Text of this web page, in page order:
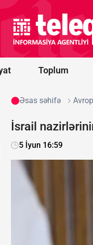
Toplum
Vens və Modi
ABŞ-
Hindistan
əməkdaşlığını
müzakirə
Əsas səhifə
İsrail
5 İyun 16:59